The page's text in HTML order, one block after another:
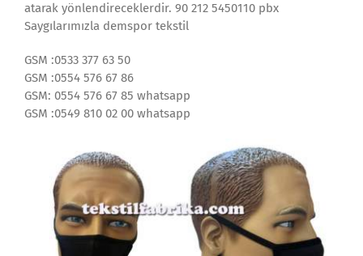
atarak yönlendireceklerdir. 90 212 5450110 pbx
Saygılarımızla demspor tekstil
GSM :0533 377 63 50
GSM :0554 576 67 86
GSM: 0554 576 67 85 whatsapp
GSM :0549 810 02 00 whatsapp